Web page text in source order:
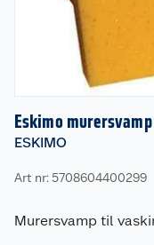
Eskimo murersvamp
ESKIMO
Art nr: 5708604400299
Murersvamp til